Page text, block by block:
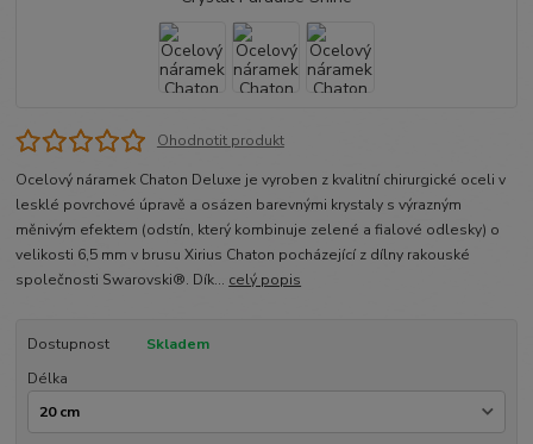
Ohodnotit produkt
Ocelový náramek Chaton Deluxe je vyroben z kvalitní chirurgické oceli v
lesklé povrchové úpravě a osázen barevnými krystaly s výrazným
měnivým efektem (odstín, který kombinuje zelené a fialové odlesky) o
velikosti 6,5 mm v brusu Xirius Chaton pocházející z dílny rakouské
společnosti Swarovski®. Dík... celý popis
Dostupnost
Skladem
Délka